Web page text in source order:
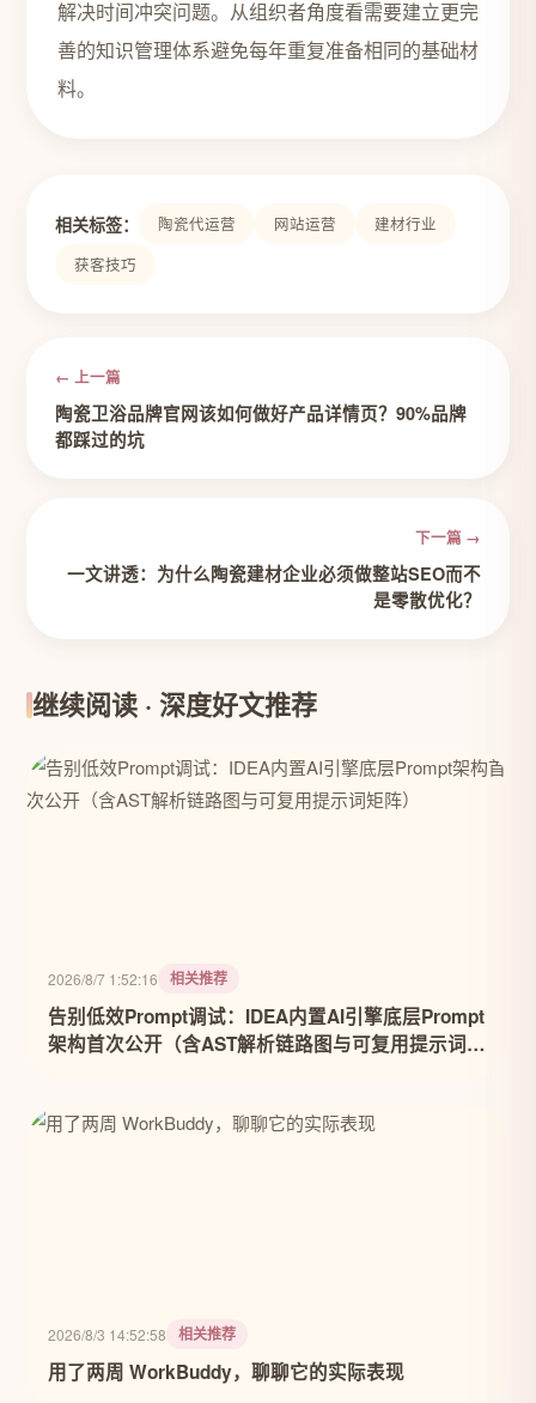
解决时间冲突问题。从组织者角度看需要建立更完
善的知识管理体系避免每年重复准备相同的基础材
料。
相关标签： 陶瓷代运营 网站运营
建材行业
获客技巧
← 上一篇
陶瓷卫浴品牌官网该如何做好产品详情页？90%品牌
都踩过的坑
下一篇 →
一文讲透：为什么陶瓷建材企业必须做整站SEO而不
是零散优化？
继续阅读 · 深度好文推荐
2026/8/7 1:52:16 相关推荐
告别低效Prompt调试：IDEA内置AI引擎底层Prompt
架构首次公开（含AST解析链路图与可复用提示词矩
2026/8/3 14:52:58 相关推荐
用了两周 WorkBuddy，聊聊它的实际表现